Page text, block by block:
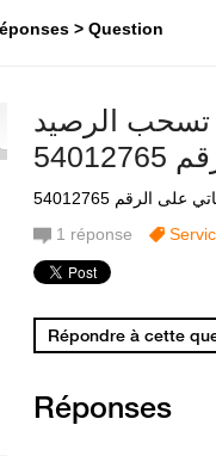
Question
تسحب الرصيد
الرقم 54012765
1 réponse
Répondre à cette
Réponses